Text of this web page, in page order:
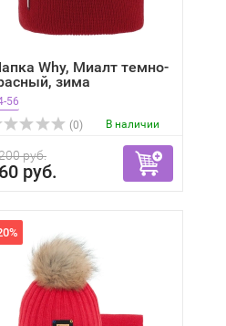
Why, Миалт темно-
зима
56
(0)
В наличии
руб.
руб.